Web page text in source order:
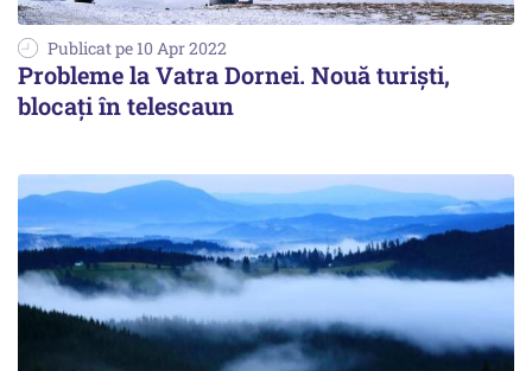
Publicat pe 10 Apr 2022
Probleme la Vatra Dornei. Nouă turişti,
blocaţi în telescaun